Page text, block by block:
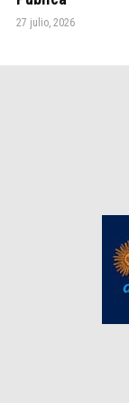
27 julio, 2026